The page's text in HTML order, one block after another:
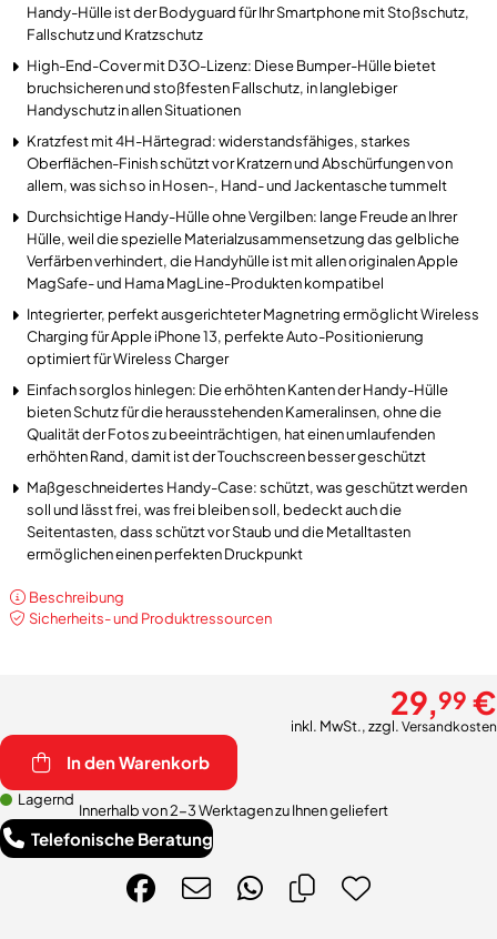
Handy-Hülle ist der Bodyguard für Ihr Smartphone mit Stoßschutz,
Fallschutz und Kratzschutz
High-End-Cover mit D3O-Lizenz: Diese Bumper-Hülle bietet
bruchsicheren und stoßfesten Fallschutz, in langlebiger
Handyschutz in allen Situationen
Kratzfest mit 4H-Härtegrad: widerstandsfähiges, starkes
Oberflächen-Finish schützt vor Kratzern und Abschürfungen von
allem, was sich so in Hosen-, Hand- und Jackentasche tummelt
Durchsichtige Handy-Hülle ohne Vergilben: lange Freude an Ihrer
Hülle, weil die spezielle Materialzusammensetzung das gelbliche
Verfärben verhindert, die Handyhülle ist mit allen originalen Apple
MagSafe- und Hama MagLine-Produkten kompatibel
Integrierter, perfekt ausgerichteter Magnetring ermöglicht Wireless
Charging für Apple iPhone 13, perfekte Auto-Positionierung
optimiert für Wireless Charger
Einfach sorglos hinlegen: Die erhöhten Kanten der Handy-Hülle
bieten Schutz für die herausstehenden Kameralinsen, ohne die
Qualität der Fotos zu beeinträchtigen, hat einen umlaufenden
erhöhten Rand, damit ist der Touchscreen besser geschützt
Maßgeschneidertes Handy-Case: schützt, was geschützt werden
soll und lässt frei, was frei bleiben soll, bedeckt auch die
Seitentasten, dass schützt vor Staub und die Metalltasten
ermöglichen einen perfekten Druckpunkt
Beschreibung
Sicherheits- und Produktressourcen
29,99 €
inkl. MwSt., zzgl. Versandkosten
In den Warenkorb
Lagernd
Innerhalb von 2-3 Werktagen zu Ihnen geliefert
Telefonische Beratung